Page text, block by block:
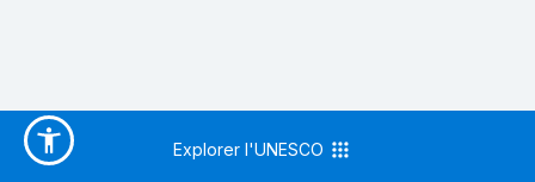
Explorer l'UNESCO